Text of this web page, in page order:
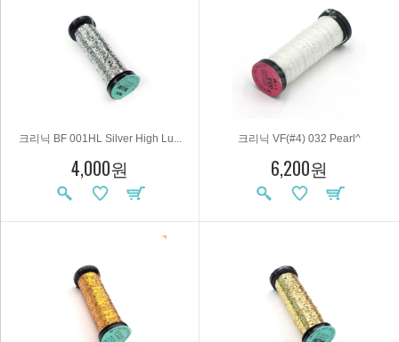
크리닉 BF 001HL Silver High Lu...
4,000원
크리닉 VF(#4) 032 Pearl^
6,200원